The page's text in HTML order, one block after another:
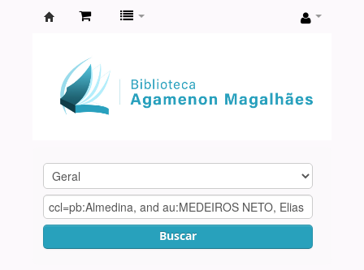
Agamenon
Magalhães
Buscar